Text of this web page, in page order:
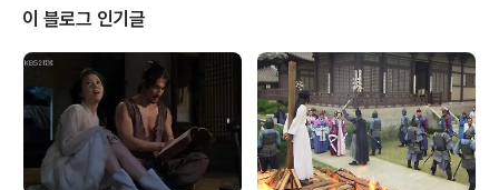
란 생각을 해본 적이 없습니다. 어쩌다 차를 타고 창원 동면
을 지날 때 주위에 펼쳐진 누런 감밭을 보면서도 저게 창원
단감이거니 하고 생각해본 적은 한 번도 없습니다. 동면과
연접한 진영이 단감으로 유명하다보니 저것도 진영담감이
려니 이렇게 생각하고 말았던 모양입니다. 사실 진영과 동
면은 경계도 모호할 정도로 붙어있으니 그리 생각..
이 블로그 인기글